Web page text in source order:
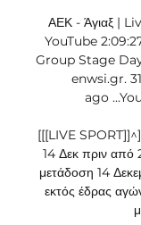
ΑΕΚ - Άγιαξ |
YouTube
Group Stage Day
enwsi.gr.
ago
[[[LIVE SPORT]]^]
14 Δεκ πριν από
μετάδοση 14
εκτός έδρας